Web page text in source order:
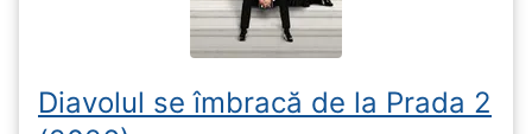
Diavolul se îmbracă de la Prada 2